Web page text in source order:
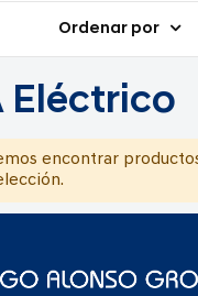
Ordenar por
Eléctrico
encontrar